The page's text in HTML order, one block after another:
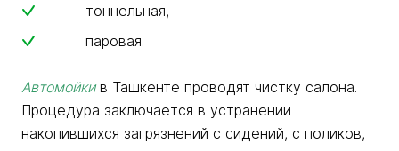
тоннельная,
паровая.
Автомойкив Ташкенте проводят чистку салона.
Процедура заключается в устранении
накопившихся загрязнений с сидений, с поликов,